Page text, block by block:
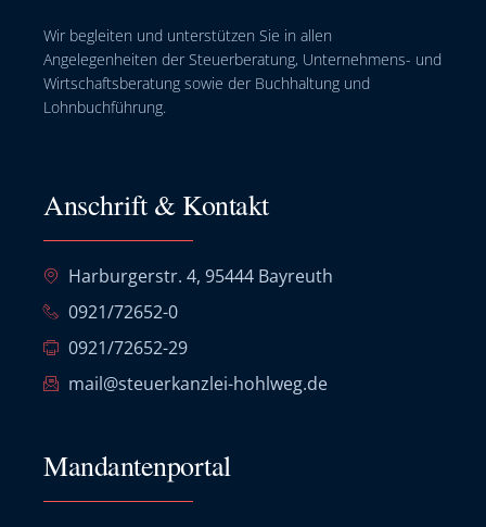
Wir begleiten und unterstützen Sie in allen
Angelegenheiten der Steuerberatung, Unternehmens- und
Wirtschaftsberatung sowie der Buchhaltung und
Lohnbuchführung.
Anschrift & Kontakt
Harburgerstr. 4, 95444 Bayreuth
0921/72652-0
0921/72652-29
mail@steuerkanzlei-hohlweg.de
Mandantenportal